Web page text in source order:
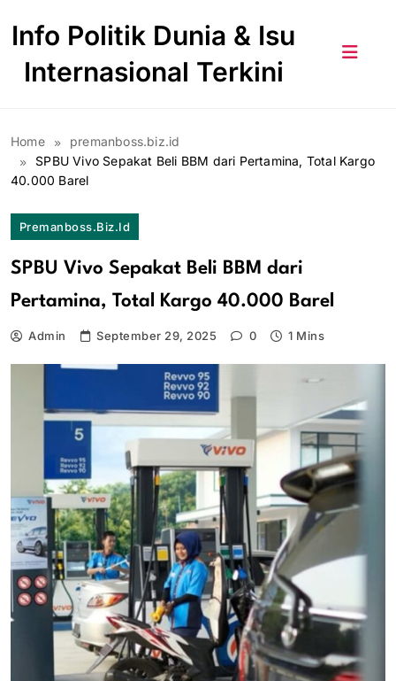
Info Politik Dunia & Isu
Internasional Terkini
Home
premanboss.biz.id
SPBU Vivo Sepakat Beli BBM dari Pertamina, Total Kargo
40.000 Barel
Premanboss.biz.id
SPBU Vivo Sepakat Beli BBM dari
Pertamina, Total Kargo 40.000 Barel
Admin September 29, 2025 0 1 Mins